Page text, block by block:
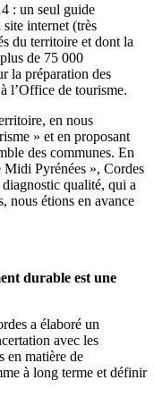
: un seul guide
internet (très
du territoire et dont la
de 75 000
la préparation des
l’Office de tourisme.
en nous
» et en proposant
des communes. En
Pyrénées », Cordes
qualité, qui a
nous étions en avance
durable est une
a élaboré un
avec les
en matière de
à long terme et définir